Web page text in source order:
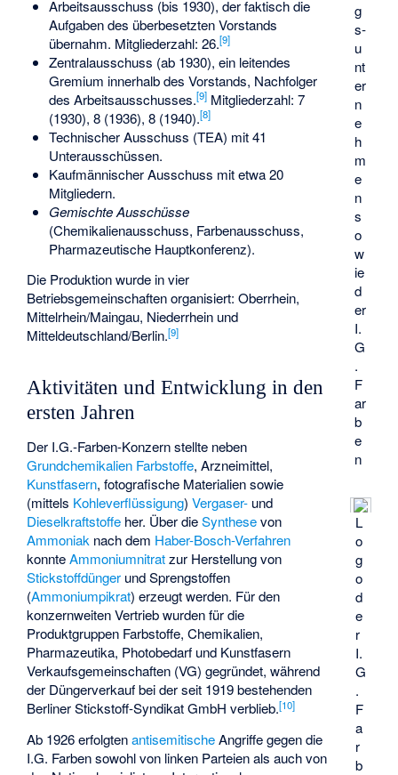
g
s­
u
nt
er
n
e
h
m
e
n
s
o
w
ie
d
er
I.
G
.
F
ar
b
e
n
L
o
g
o
d
e
r
I.
G
.
F
a
r
b
Arbeitsausschuss (bis 1930), der faktisch die
Aufgaben des überbesetzten Vorstands
übernahm. Mitgliederzahl: 26.[9]
Zentralausschuss (ab 1930), ein leitendes
Gremium innerhalb des Vorstands, Nachfolger
des Arbeitsausschusses.[9]Mitgliederzahl: 7
(1930), 8 (1936), 8 (1940).[8]
Technischer Ausschuss (TEA) mit 41
Unterausschüssen.
Kaufmännischer Ausschuss mit etwa 20
Mitgliedern.
Gemischte Ausschüsse
(Chemikalienausschuss, Farbenausschuss,
Pharmazeutische Hauptkonferenz).
Die Produktion wurde in vier
Betriebsgemeinschaften organisiert: Oberrhein,
Mittelrhein/Maingau, Niederrhein und
Mitteldeutschland/Berlin.[9]
Aktivitäten und Entwicklung in den
ersten Jahren
Der I.G.-Farben-Konzern stellte neben
Grundchemikalien Farbstoffe, Arzneimittel,
Kunstfasern, fotografische Materialien sowie
(mittels Kohleverflüssigung)Vergaser- und
Dieselkraftstoffe her. Über dieSynthesevon
Ammoniak nach dem Haber-Bosch-Verfahren
konnteAmmoniumnitratzur Herstellung von
Stickstoffdünger und Sprengstoffen
(Ammoniumpikrat) erzeugt werden. Für den
konzernweiten Vertrieb wurden für die
Produktgruppen Farbstoffe, Chemikalien,
Pharmazeutika, Photobedarf und Kunstfasern
Verkaufsgemeinschaften (VG) gegründet, während
der Düngerverkauf bei der seit 1919 bestehenden
Berliner Stickstoff-Syndikat GmbH verblieb.[10]
Ab 1926 erfolgtenantisemitischeAngriffe gegen die
I.G. Farben sowohl von linken Parteien als auch von